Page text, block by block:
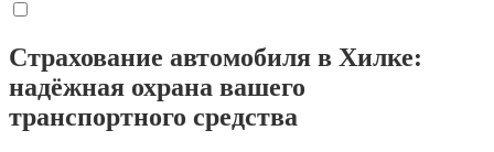
Страхование автомобиля в Хилке:
надёжная охрана вашего
транспортного средства